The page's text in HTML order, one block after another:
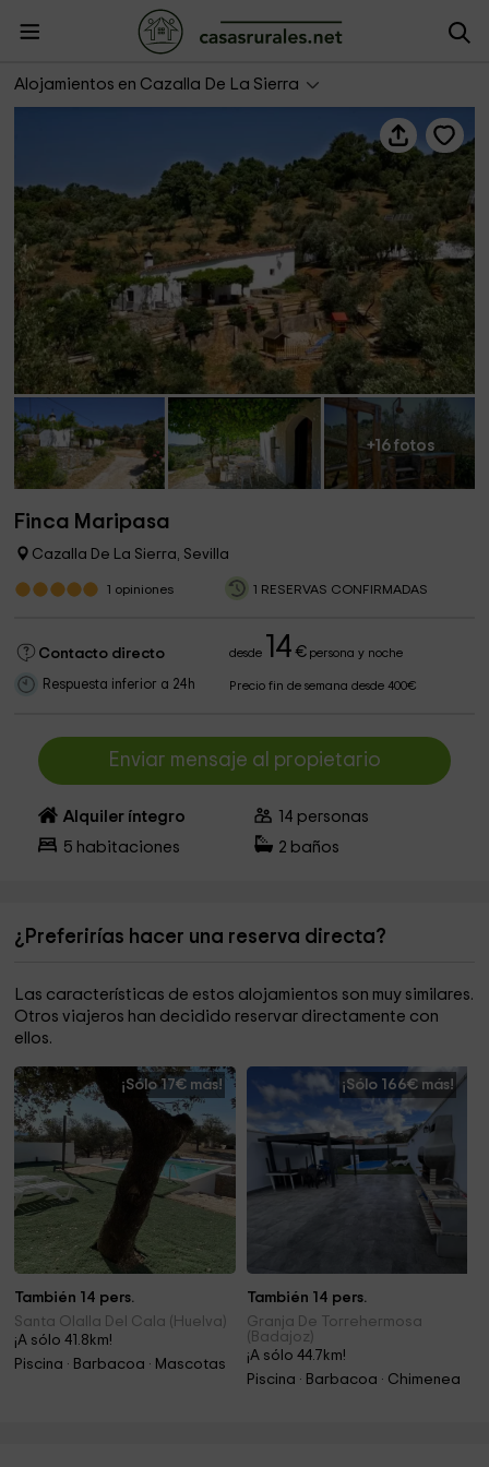
Alojamientos en Cazalla De La Sierra
+16 fotos
Finca Maripasa
Cazalla De La Sierra, Sevilla
1 opiniones 1 RESERVAS CONFIRMADAS
Contacto directo desde 14 €persona y noche
Respuesta inferior a 24h Precio fin de semana desde 400€
Enviar mensaje al propietario
Alquiler íntegro 14 personas
5 habitaciones 2 baños
¿Preferirías hacer una reserva directa?
Las características de estos alojamientos son muy similares.
Otros viajeros han decidido reservar directamente con
ellos.
¡Sólo 17€ más!
También 14 pers.
Santa Olalla Del Cala (Huelva)
¡A sólo 41.8km!
Piscina · Barbacoa · Mascotas
¡Sólo 166€ más!
También 14 pers.
Granja De Torrehermosa
(Badajoz)
¡A sólo 44.7km!
Piscina · Barbacoa · Chimenea